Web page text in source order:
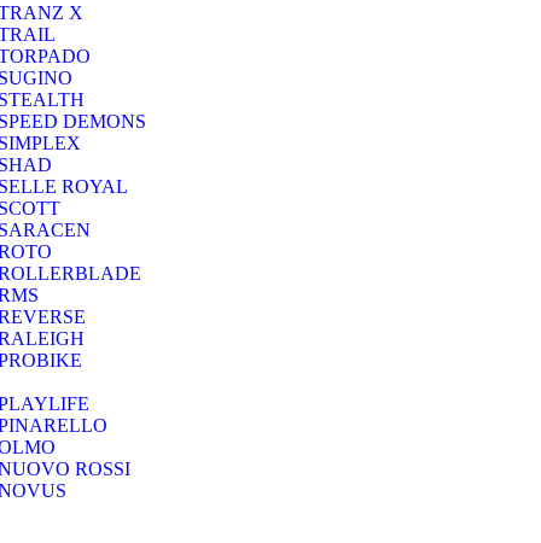
X
DEMONS
ROYAL
ROSSI